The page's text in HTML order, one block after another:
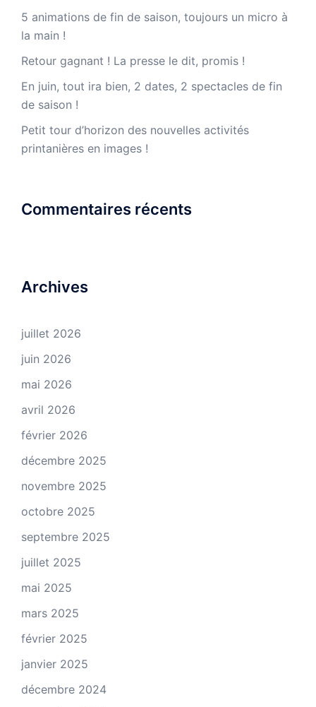
5 animations de fin de saison, toujours un micro à
la main !
Retour gagnant ! La presse le dit, promis !
En juin, tout ira bien, 2 dates, 2 spectacles de fin
de saison !
Petit tour d’horizon des nouvelles activités
printanières en images !
Commentaires récents
Archives
juillet 2026
juin 2026
mai 2026
avril 2026
février 2026
décembre 2025
novembre 2025
octobre 2025
septembre 2025
juillet 2025
mai 2025
mars 2025
février 2025
janvier 2025
décembre 2024